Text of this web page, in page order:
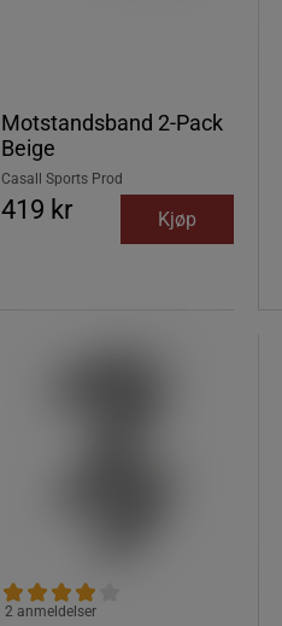
Motstandsband 2-Pack
Beige
Casall Sports Prod
419 kr Kjøp
2 anmeldelser